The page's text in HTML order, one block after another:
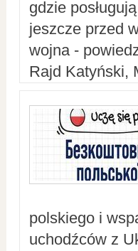
gdzie
jeszcze przed
wojna -
Rajd Katyński,
polskiego i
uchodźców z